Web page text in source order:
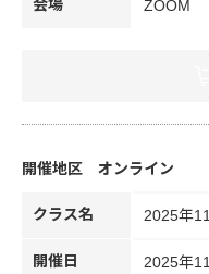
会場 ZOOM
オンライン
クラス名 2025年
開催日 2025年